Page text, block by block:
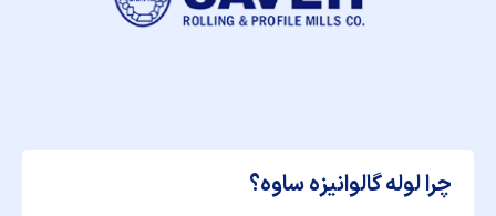
چرا لوله گالوانیزه ساوه؟